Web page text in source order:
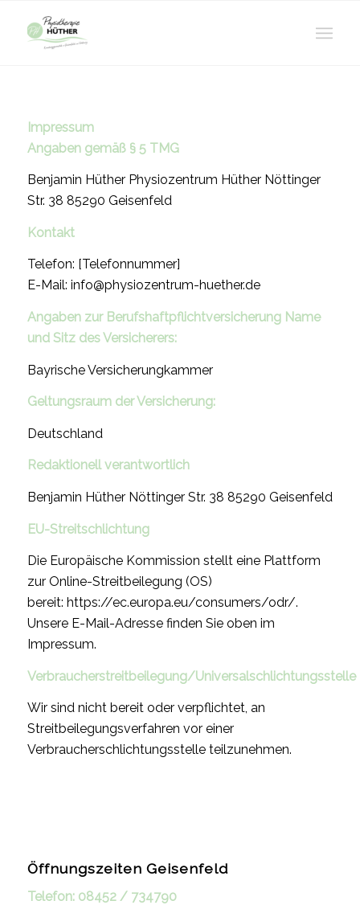
Impressum
Angaben gemäß § 5 TMG
Benjamin Hüther Physiozentrum Hüther Nöttinger
Str. 38 85290 Geisenfeld
Kontakt
Telefon: [Telefonnummer]
E-Mail: info@physiozentrum-huether.de
Angaben zur Berufshaftpflichtversicherung Name
und Sitz des Versicherers:
Bayrische Versicherungkammer
Geltungsraum der Versicherung:
Deutschland
Redaktionell verantwortlich
Benjamin Hüther Nöttinger Str. 38 85290 Geisenfeld
EU-Streitschlichtung
Die Europäische Kommission stellt eine Plattform
zur Online-Streitbeilegung (OS)
bereit: https://ec.europa.eu/consumers/odr/.
Unsere E-Mail-Adresse finden Sie oben im
Impressum.
Verbraucherstreitbeilegung/Universalschlichtungsstelle
Wir sind nicht bereit oder verpflichtet, an
Streitbeilegungsverfahren vor einer
Verbraucherschlichtungsstelle teilzunehmen.
Öffnungszeiten Geisenfeld
Telefon: 08452 / 734790